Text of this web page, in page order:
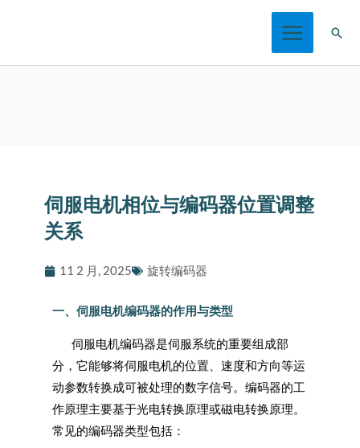
搜
伺服电机相位与编码器位置调整
关系
11 2 月, 2025 旋转编码器
一、伺服电机编码器的作用与类型
伺服电机编码器是伺服系统的重要组成部
分，它能够将伺服电机的位置、速度和方向等运
动参数转换成可被处理的数字信号。编码器的工
作原理主要基于光电转换原理或磁电转换原理。
常见的编码器类型包括：